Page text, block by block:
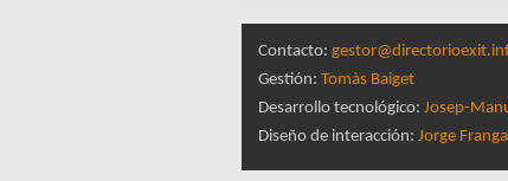
Contacto:
Gestión: Tomàs Baiget
Desarrollo tecnológico: Josep-
Diseño de interacción: Jorge